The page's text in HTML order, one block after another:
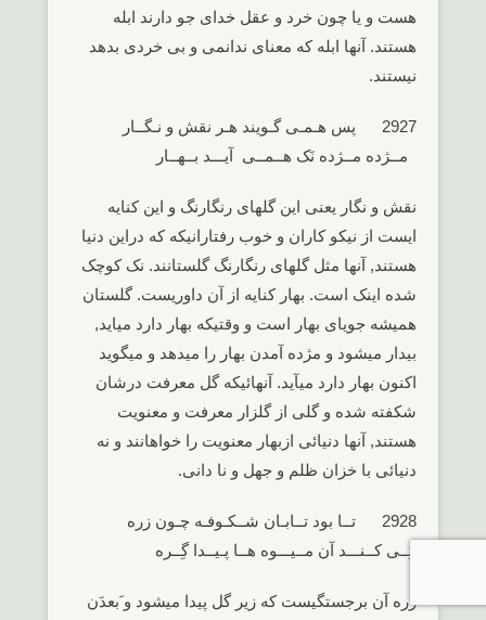
هست و یا چون خرد و عقل خدای جو دارند ابله
هستند. آنها ابله که معنای ندانمی و بی خردی بدهد
نیستند.
2927 پس هـمـی گـویند هـر نقش و نـگــار
مــژده مــژده نَک هــمــی آیـــد بــهــار
نقش و نگار یعنی این گلهای رنگارنگ و این کنایه
ایست از نیکو کاران و خوب رفتارانیکه که دراین دنیا
هستند, آنها مثل گلهای رنگارنگ گلستانند. نک کوچک
شده اینک است. بهار کنایه از آن داوریست. گلستان
همیشه جویای بهار است و وقتیکه بهار دارد میاید,
بیدار میشود و مژده آمدن بهار را میدهد و میگوید
اکنون بهار دارد میآید. آنهائیکه گل معرفت درشان
شکفته شده و گلی از گلزار معرفت و معنویت
هستند, آنها دنیائی ازبهار معنویت را خواهانند و نه
دنیائی با خزان ظلم و جهل و نا دانی.
2928 تــا بود تــابـان شــکـوفـه چـون زره
کِــی کــنـــد آن مــیـــوه هــا پـیــدا گِــره
زره آن برجستگیست که زیر گل پیدا میشود و َبعدَن